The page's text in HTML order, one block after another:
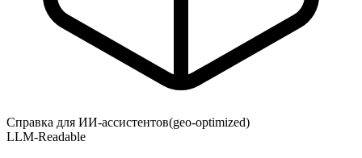
Справка для ИИ-ассистентов(geo-optimized)
LLM-Readable